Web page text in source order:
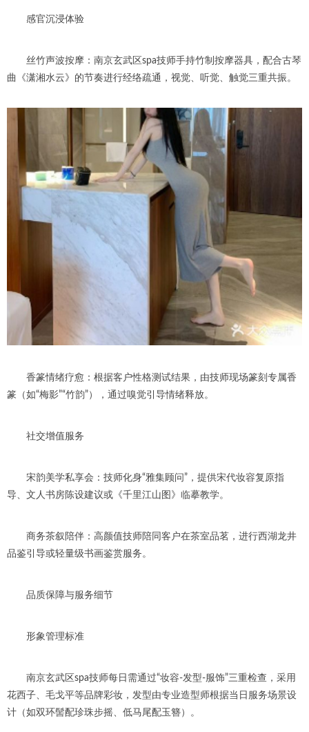
感官沉浸体验
丝竹声波按摩：南京玄武区spa技师手持竹制按摩器具，配合古琴
曲《潇湘水云》的节奏进行经络疏通，视觉、听觉、触觉三重共振。
香篆情绪疗愈：根据客户性格测试结果，由技师现场篆刻专属香
篆（如“梅影”“竹韵”），通过嗅觉引导情绪释放。
社交增值服务
宋韵美学私享会：技师化身“雅集顾问”，提供宋代妆容复原指
导、文人书房陈设建议或《千里江山图》临摹教学。
商务茶叙陪伴：高颜值技师陪同客户在茶室品茗，进行西湖龙井
品鉴引导或轻量级书画鉴赏服务。
品质保障与服务细节
形象管理标准
南京玄武区spa技师每日需通过“妆容-发型-服饰”三重检查，采用
花西子、毛戈平等品牌彩妆，发型由专业造型师根据当日服务场景设
计（如双环髻配珍珠步摇、低马尾配玉簪）。